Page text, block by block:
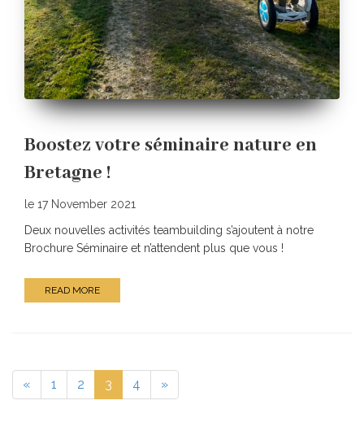
Boostez votre séminaire nature en
Bretagne !
le 17 November 2021
Deux nouvelles activités teambuilding s’ajoutent à notre
Brochure Séminaire et n’attendent plus que vous !
READ MORE
« 1 2 3 4 »